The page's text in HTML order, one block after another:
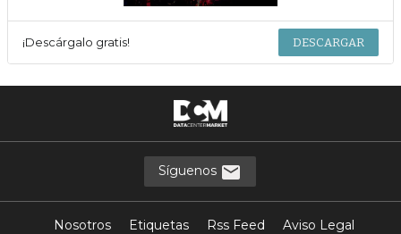
¡Descárgalo gratis! DESCARGAR
Síguenos
Nosotros Etiquetas Rss Feed
Aviso Legal